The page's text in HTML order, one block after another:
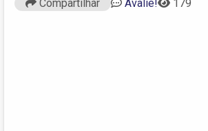
Compartilhar Avalie! 179